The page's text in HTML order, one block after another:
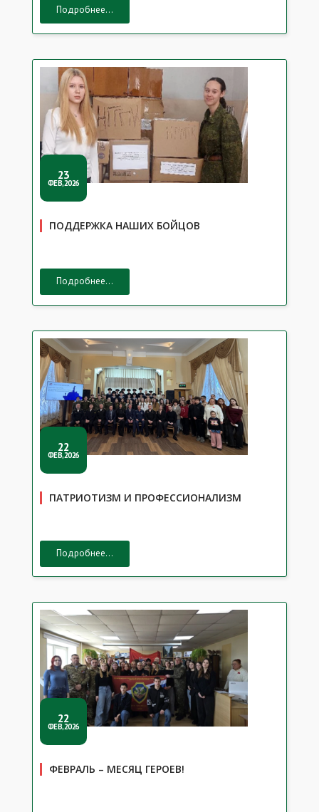
Подробнее...
23
ФЕВ,2026
ПОДДЕРЖКА НАШИХ БОЙЦОВ
Подробнее...
22
ФЕВ,2026
ПАТРИОТИЗМ И ПРОФЕССИОНАЛИЗМ
Подробнее...
22
ФЕВ,2026
ФЕВРАЛЬ – МЕСЯЦ ГЕРОЕВ!